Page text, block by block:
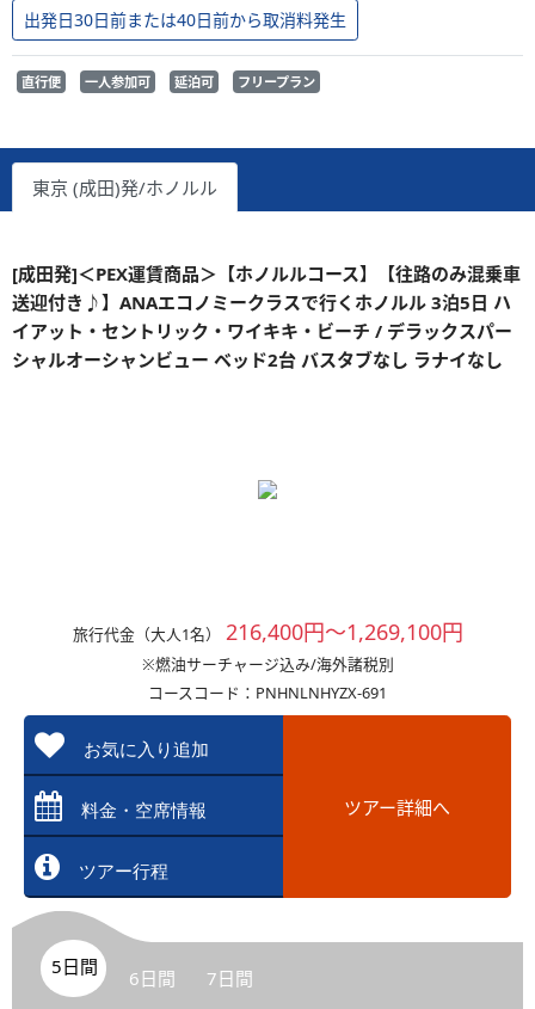
出発日30日前または40日前から取消料発生
直行便 一人参加可 延泊可 フリープラン
東京 (成田)発/ホノルル
[成田発]＜PEX運賃商品＞【ホノルルコース】【往路のみ混乗車
送迎付き♪】ANAエコノミークラスで行くホノルル 3泊5日 ハ
イアット・セントリック・ワイキキ・ビーチ / デラックスパー
シャルオーシャンビュー ベッド2台 バスタブなし ラナイなし
旅行代金（大人1名） 216,400円～1,269,100円
※燃油サーチャージ込み/海外諸税別
コースコード：PNHNLNHYZX-691
お気に入り追加
料金・空席情報
ツアー行程
ツアー詳細へ
5日間 6日間 7日間